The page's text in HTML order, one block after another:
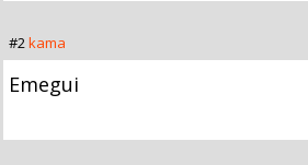
#2kama
Emegui